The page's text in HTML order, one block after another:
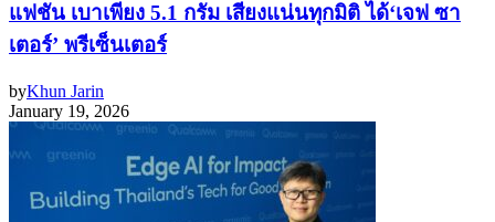
แฟชัน เบาเพียง 5.1 กรัม เสียงแน่นทุกมิติ ได้‘เจฟ ซา
เตอร์’ พรีเซ็นเตอร์
byKhun Jarin
January 19, 2026